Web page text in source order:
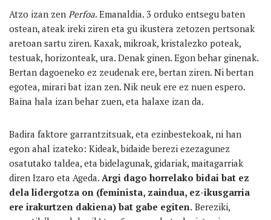
Atzo izan zen Perfoa. Emanaldia. 3 orduko entsegu baten
ostean, ateak ireki ziren eta gu ikustera zetozen pertsonak
aretoan sartu ziren. Kaxak, mikroak, kristalezko poteak,
testuak, horizonteak, ura. Denak ginen. Egon behar ginenak.
Bertan dagoeneko ez zeudenak ere, bertan ziren. Ni bertan
egotea, mirari bat izan zen. Nik neuk ere ez nuen espero.
Baina hala izan behar zuen, eta halaxe izan da.
Badira faktore garrantzitsuak, eta ezinbestekoak, ni han
egon ahal izateko: Kideak, bidaide berezi ezezagunez
osatutako taldea, eta bidelagunak, gidariak, maitagarriak
diren Izaro eta Ageda. Argi dago horrelako bidai bat ez
dela lidergotza on (feminista, zaindua, ez-ikusgarria
ere irakurtzen dakiena) bat gabe egiten. Bereziki,